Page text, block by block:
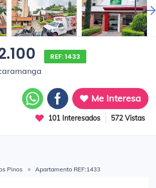
REF: 1433
Me Interesa
101 Interesados 572 Vistas
Pinos Apartamento REF:1433